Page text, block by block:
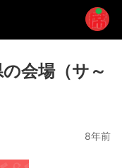
の会場（サ～
8年前